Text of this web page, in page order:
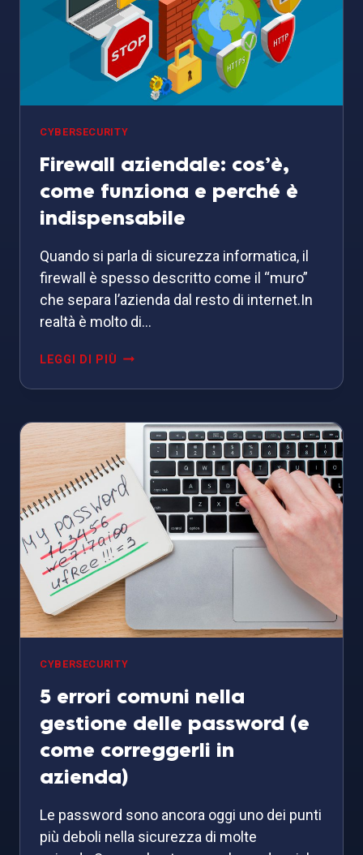
CYBERSECURITY
Firewall aziendale: cos’è,
come funziona e perché è
indispensabile
Quando si parla di sicurezza informatica, il
firewall è spesso descritto come il “muro”
che separa l’azienda dal resto di internet.In
realtà è molto di…
LEGGI DI PIÙ FIREWALL
COS’È,
FUNZIONA
PERCHÉ
È
INDISPENSABILE
CYBERSECURITY
5 errori comuni nella
gestione delle password (e
come correggerli in
azienda)
Le password sono ancora oggi uno dei punti
più deboli nella sicurezza di molte